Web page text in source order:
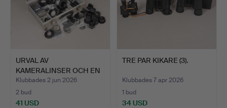
URVAL AV
KAMERALINSER OCH EN
VÄSKA MED FIL…
Klubbades 2 jun 2026
2 bud
41 USD
TRE PAR KIKARE (3).
Klubbades 7 apr 2026
1 bud
34 USD